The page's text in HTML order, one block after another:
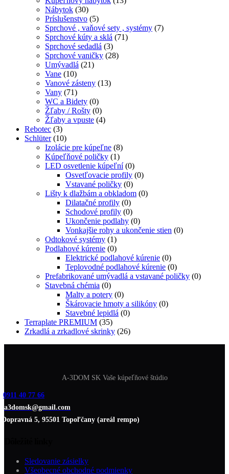
Nábytok (30)
Príslušenstvo (5)
Sprchové , vaňové sety , systémy (7)
Sprchové kúty a sklá (71)
Sprchové sedadlá (3)
Sprchové vaničky (28)
Umývadlá (21)
Vane (10)
Vanové zásteny (13)
Vany (71)
WC a Bidety (0)
Žľaby / Rošty (0)
Žľaby a vpuste (4)
Rebotec (3)
Schlüter (10)
Izolácie pre kúpeľne (8)
Kúpeľňové poličky (1)
LED osvetlenie kúpeľní (0)
Osvetľovacie profily (0)
Vstavané poličky (0)
Lišty k dlažbám a obkladom (0)
Dilatačné profily (0)
Schodové profily (0)
Ukončenie podlahy (0)
Vonkajšie rohy a ukončenie stien (0)
Odtokové systémy (1)
Podlahové kúrenie (0)
Elektrické podlahové kúrenie (0)
Teplovodné podlahové kúrenie (0)
Prefabrikované umývadlá a vstavané poličky (0)
Stavebná chémia (0)
Malty a potery (0)
Škárovacie hmoty a silikóny (0)
Stavebné lepidlá (0)
Terraplate PREMIUM (35)
Zrkadlá a zrkadlové skrinky (26)
A-3DOM SK Vaše kúpeľňové štúdio
0911 40 77 66
a3domsk@gmail.com
Dopravná 5, 95501 Topoľčany (areál rempo)
Sledovanie zásielky
Všeobecné obchodné podmienky